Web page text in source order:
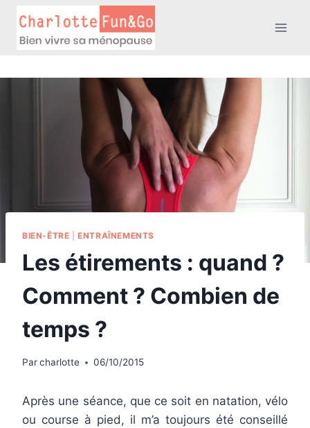
contenu
BIEN-ÊTRE |ENTRAÎNEMENTS
Les étirements : quand ?
Comment ? Combien de
temps ?
Parcharlotte 06/10/2015
Après une séance, que ce soit en natation, vélo
ou course à pied, il m’a toujours été conseillé